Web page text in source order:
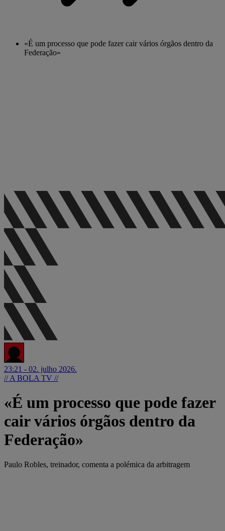
«É um processo que pode fazer cair vários órgãos dentro da
Federação»
23:21 - 02. julho 2026.
// A BOLA TV //
«É um processo que pode fazer
cair vários órgãos dentro da
Federação»
Paulo Robles, treinador, comenta a polémica da arbitragem